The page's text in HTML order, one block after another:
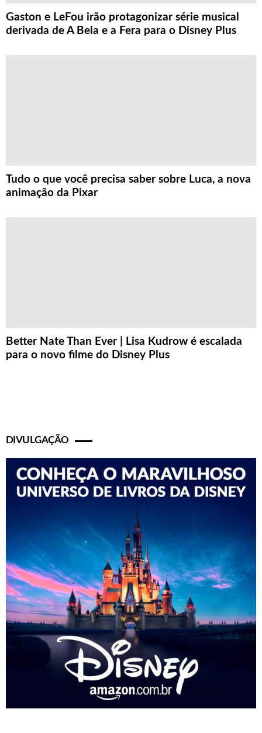
Gaston e LeFou irão protagonizar série musical
derivada de A Bela e a Fera para o Disney Plus
Tudo o que você precisa saber sobre Luca, a nova
animação da Pixar
Better Nate Than Ever | Lisa Kudrow é escalada
para o novo filme do Disney Plus
DIVULGAÇÃO